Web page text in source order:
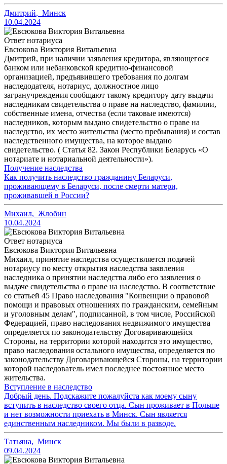
Дмитрий, Минск
10.04.2024
Ответ нотариуса
Евсюкова Виктория Витальевна
Дмитрий, при наличии заявления кредитора, являющегося
банком или небанковской кредитно-финансовой
организацией, предъявившего требования по долгам
наследодателя, нотариус, должностное лицо
загранучреждения сообщают такому кредитору дату выдачи
наследникам свидетельства о праве на наследство, фамилии,
собственные имена, отчества (если таковые имеются)
наследников, которым выдано свидетельство о праве на
наследство, их место жительства (место пребывания) и состав
наследственного имущества, на которое выдано
свидетельство. ( Статья 82. Закон Республики Беларусь «О
нотариате и нотариальной деятельности»).
Получение наследства
Как получить наследство гражданину Беларуси,
проживающему в Беларуси, после смерти матери,
проживавшей в России?
Михаил, Жлобин
10.04.2024
Ответ нотариуса
Евсюкова Виктория Витальевна
Михаил, принятие наследства осуществляется подачей
нотариусу по месту открытия наследства заявления
наследника о принятии наследства либо его заявления о
выдаче свидетельства о праве на наследство. В соответствие
со статьей 45 Право наследования "Конвенции о правовой
помощи и правовых отношениях по гражданским, семейным
и уголовным делам", подписанной, в том числе, Российской
Федерацией, право наследования недвижимого имущества
определяется по законодательству Договаривающейся
Стороны, на территории которой находится это имущество,
право наследования остального имущества, определяется по
законодательству Договаривающейся Стороны, на территории
которой наследователь имел последнее постоянное место
жительства.
Вступление в наследство
Добрый день. Подскажите пожалуйста как моему сыну
вступить в наследство своего отца. Сын проживает в Польше
и нет возможности приехать в Минск. Сын является
единственным наследником. Мы были в разводе.
Татьяна, Минск
09.04.2024